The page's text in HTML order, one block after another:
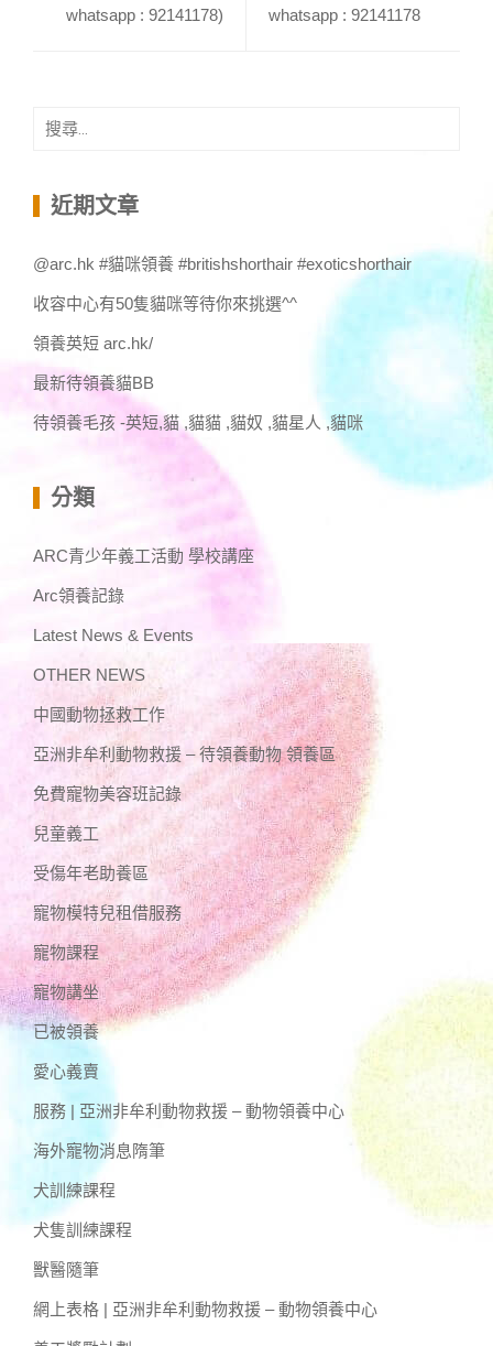
whatsapp : 92141178)
whatsapp : 92141178
搜
鍵 近期文章
@arc.hk #貓咪領養 #britishshorthair #exoticshorthair
收容中心有50隻貓咪等待你來挑選^^
領養英短 arc.hk/
最新待領養貓BB
待領養毛孩 -英短,貓 ,貓貓 ,貓奴 ,貓星人 ,貓咪
分類
ARC青少年義工活動 學校講座
Arc領養記錄
Latest News & Events
OTHER NEWS
中國動物拯救工作
亞洲非牟利動物救援 – 待領養動物 領養區
免費寵物美容班記錄
兒童義工
受傷年老助養區
寵物模特兒租借服務
寵物課程
寵物講坐
已被領養
愛心義賣
服務 | 亞洲非牟利動物救援 – 動物領養中心
海外寵物消息隋筆
犬訓練課程
犬隻訓練課程
獸醫隨筆
網上表格 | 亞洲非牟利動物救援 – 動物領養中心